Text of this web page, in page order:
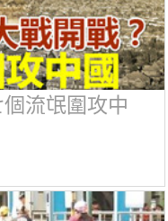
流氓圍攻中